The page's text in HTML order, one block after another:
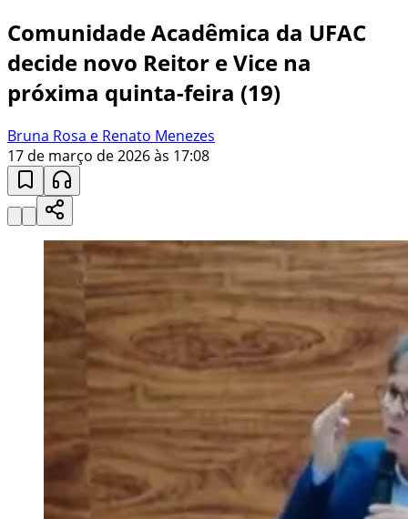
Comunidade Acadêmica da UFAC
decide novo Reitor e Vice na
próxima quinta-feira (19)
Bruna Rosa e Renato Menezes
17 de março de 2026 às 17:08